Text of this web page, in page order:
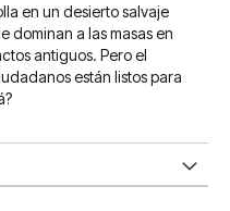
en un desierto salvaje
dominan a las masas en
antiguos. Pero el
están listos para